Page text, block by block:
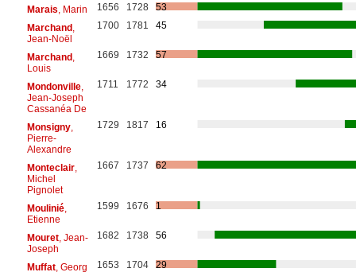
Marais , Marin 1656 1728
53
Marchand,
Jean-Noël
1700 1781 45
Marchand,
Louis
1669 1732 57
Mondonville,
Jean-Joseph
Cassanéa De
1711 1772 34
Monsigny,
Pierre-
Alexandre
1729 1817 16
Monteclair,
Michel
Pignolet
1667 1737 62
Moulinié,
Etienne
1599 1676 1
Mouret, Jean-
Joseph
1682 1738 56
Muffat, Georg 1653 1704
29